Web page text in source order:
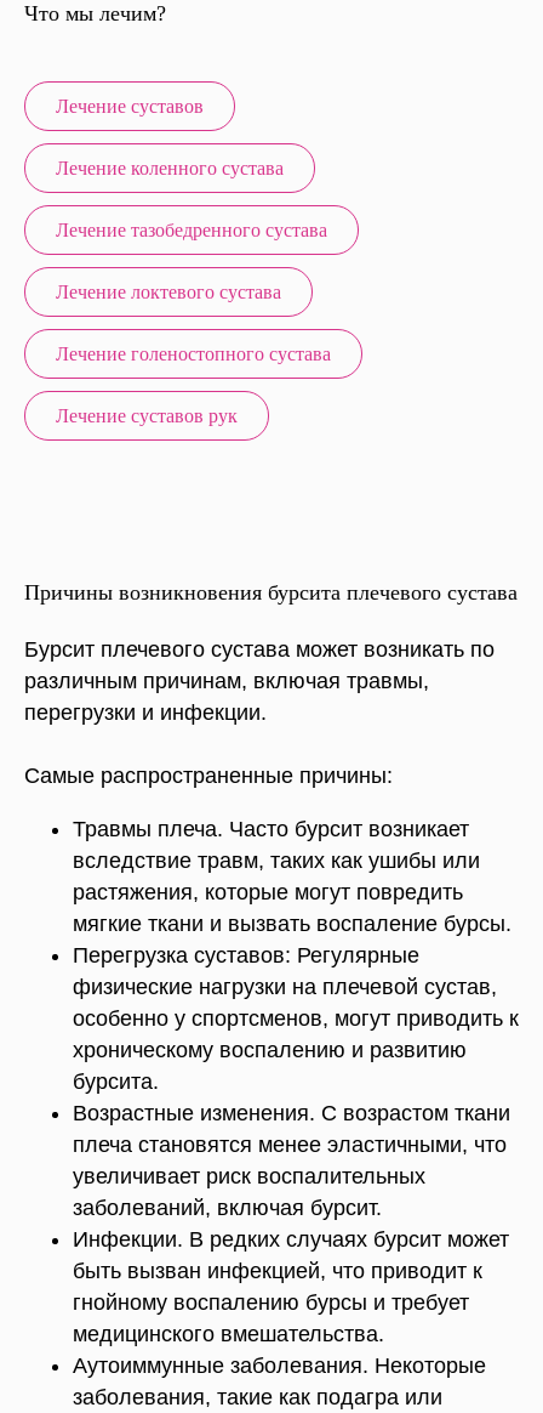
Что мы лечим?
Лечение суставов
Лечение коленного сустава
Лечение тазобедренного сустава
Лечение локтевого сустава
Лечение голеностопного сустава
Лечение суставов рук
Причины возникновения бурсита плечевого сустава
Бурсит плечевого сустава может возникать по
различным причинам, включая травмы,
перегрузки и инфекции.
Самые распространенные причины:
Травмы плеча. Часто бурсит возникает
вследствие травм, таких как ушибы или
растяжения, которые могут повредить
мягкие ткани и вызвать воспаление бурсы.
Перегрузка суставов: Регулярные
физические нагрузки на плечевой сустав,
особенно у спортсменов, могут приводить к
хроническому воспалению и развитию
бурсита.
Возрастные изменения. С возрастом ткани
плеча становятся менее эластичными, что
увеличивает риск воспалительных
заболеваний, включая бурсит.
Инфекции. В редких случаях бурсит может
быть вызван инфекцией, что приводит к
гнойному воспалению бурсы и требует
медицинского вмешательства.
Аутоиммунные заболевания. Некоторые
заболевания, такие как подагра или